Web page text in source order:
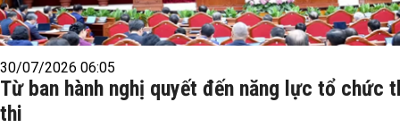
30/07/2026 06:05
Từ ban hành nghị quyết đến năng lực tổ chức
thi